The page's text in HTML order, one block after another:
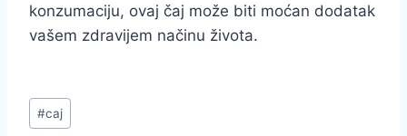
konzumaciju, ovaj čaj može biti moćan dodatak
vašem zdravijem načinu života.
Post
Tags:
#caj